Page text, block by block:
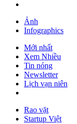
Ảnh
Infographics
Mới nhất
Xem Nhiều
Tin nóng
Newsletter
Lịch vạn niên
Rao vặt
Startup Việt